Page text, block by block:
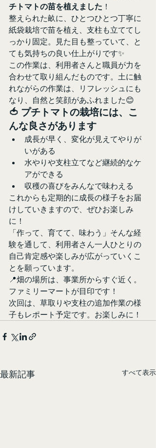
チトマトの苗を植えました ！
整えられた畝に、ひとつひとつ丁寧に
紙袋栽培で苗を植え、支柱も立ててし
っかり固定。見た目も整っていて、と
ても気持ちの良い仕上がりです✨
この作業は、利用者さんと職員が力を
合わせて取り組んだものです。土に触
れながらの作業は、リフレッシュにも
なり、自然と笑顔があふれました😊
🍅 プチトマトの栽培には、こ
んな良さがあります
成長が早く、変化が見えてやりが
いがある
水やりや支柱立てなど継続的なケ
アができる
収穫の喜びをみんなで味わえる
これからも定期的に成長の様子をお届
けしていきますので、ぜひお楽しみ
に！
「作って、育てて、味わう」そんな経
験を通して、利用者さん一人ひとりの
自己肯定感や楽しみが広がっていくこ
とを願っています。
📍畑の場所は、事業所からすぐ近く。
ファミリーマートが目印です！
次回は、草取りや支柱の追加作業の様
子もレポート予定です。お楽しみに！
最新記事 すべて表示